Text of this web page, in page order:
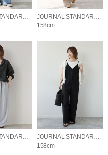
JOURNAL STANDARD relume LADYS
JOURNAL STANDARD relume LADYS
158cm
JOURNAL STANDARD relume LADYS
JOURNAL STANDARD relume LADYS
158cm